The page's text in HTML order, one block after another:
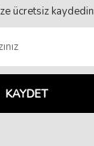
ücretsiz kaydedin
KAYDET